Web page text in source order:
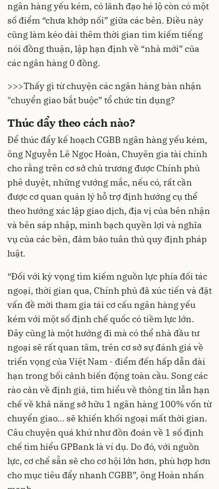
ngân hàng yếu kém, có lãnh đạo hé lộ còn có một
số điểm “chưa khớp nối” giữa các bên. Điều này
cũng làm kéo dài thêm thời gian tìm kiếm tiếng
nói đồng thuận, lập hạn định về “nhà mới” của
các ngân hàng 0 đồng.
>>>Thấy gì từ chuyện các ngân hàng bàn nhận
"chuyển giao bắt buộc” tổ chức tín dụng?
Thúc đẩy theo cách nào?
Để thúc đẩy kế hoạch CGBB ngân hàng yếu kém,
ông Nguyễn Lê Ngọc Hoàn, Chuyên gia tài chính
cho rằng trên cơ sở chủ trương được Chính phủ
phê duyệt, những vướng mắc, nếu có, rất cần
được cơ quan quản lý hỗ trợ định hướng cụ thể
theo hướng xác lập giao dịch, địa vị của bên nhận
và bên sáp nhập, minh bạch quyền lợi và nghĩa
vụ của các bên, đảm bảo tuân thủ quy định pháp
luật.
“Đối với kỳ vọng tìm kiếm nguồn lực phía đối tác
ngoại, thời gian qua, Chính phủ đã xúc tiến và đặt
vấn đề mời tham gia tái cơ cấu ngân hàng yếu
kém với một số định chế quốc có tiềm lực lớn.
Đây cũng là một hướng đi mà có thể nhà đầu tư
ngoại sẽ rất quan tâm, trên cơ sở sự đánh giá về
triển vọng của Việt Nam - điểm đến hấp dẫn dài
hạn trong bối cảnh biến động toàn cầu. Song các
rào cản về định giá, tìm hiểu về thông tin lẫn hạn
chế về khả năng sở hữu 1 ngân hàng 100% vốn từ
chuyển giao... sẽ khiến khối ngoại mất thời gian.
Câu chuyện quá khứ như đồn đoán về 1 số định
chế tìm hiểu GPBank là ví dụ. Do đó, với nguồn
lực, cơ chế sẵn sẽ cho cơ hội lớn hơn, phù hợp hơn
cho mục tiêu đẩy nhanh CGBB”, ông Hoàn nhấn